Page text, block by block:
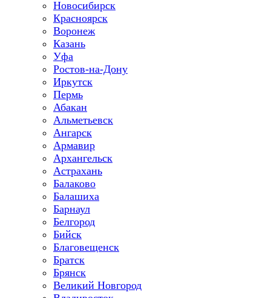
Новосибирск
Красноярск
Воронеж
Казань
Уфа
Ростов-на-Дону
Иркутск
Пермь
Абакан
Альметьевск
Ангарск
Армавир
Архангельск
Астрахань
Балаково
Балашиха
Барнаул
Белгород
Бийск
Благовещенск
Братск
Брянск
Великий Новгород